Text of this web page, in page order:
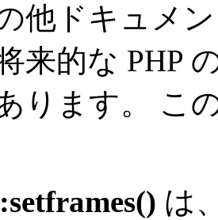
他ドキュメ
来的な PHP
ります。 こ
は